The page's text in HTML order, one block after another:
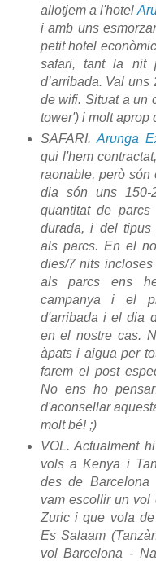
allotjem a l'hotel
i amb uns
petit hotel
safari, tant la nit
d’arribada. Val
de wifi. Situat a un
tower') i molt aprop
SAFARI. Arunga
qui l'hem
raonable, però
dia són uns 150-
quantitat de
durada, i del tipus
als parcs. En el
dies/7 nits
als parcs ens
campanya i el
d'arribada i el dia
en el nostre cas.
àpats i aigua per
farem el post
No ens ho
d'aconsellar
molt bé! ;)
VOL. Actualment
vols a Kenya i
des de
vam escollir un vol
Zuric i que vola
Es Salaam
vol Barcelona -